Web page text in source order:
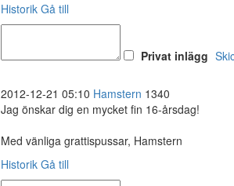
Historik Gå till
Privat inlägg
2012-12-21 05:10 Hamstern 1340
Jag önskar dig en mycket fin 16-årsdag!
Med vänliga grattispussar, Hamstern
Historik Gå till